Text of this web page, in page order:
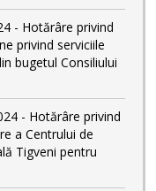
- Hotărâre privind
privind serviciile
bugetul Consiliului
- Hotărâre privind
a Centrului de
Tigveni pentru